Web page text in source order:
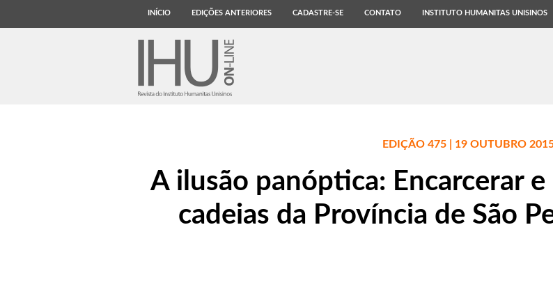
INÍCIO EDIÇÕES ANTERIORES CADASTRE-SE CONTATO INSTITUTO HUMANITAS UNISINOS
EDIÇÃO 475 | 19 OUTUBRO
A ilusão panóptica: Encarcerar
cadeias da Província de São